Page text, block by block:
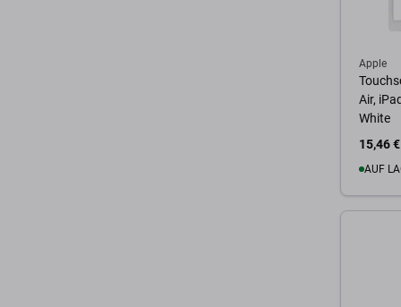
Apple
Air,
White
15,46 €
AUF